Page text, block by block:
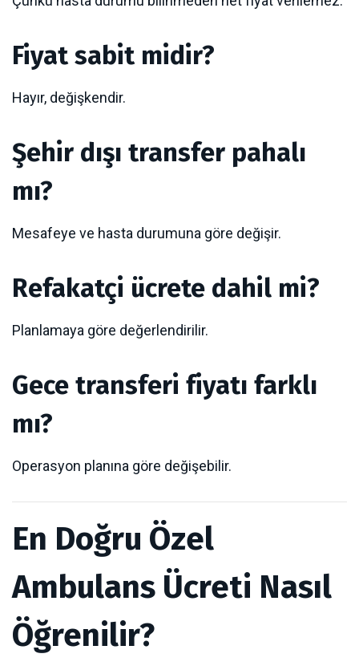
Fiyat sabit midir?
Hayır, değişkendir.
Şehir dışı transfer pahalı
mı?
Mesafeye ve hasta durumuna göre değişir.
Refakatçi ücrete dahil mi?
Planlamaya göre değerlendirilir.
Gece transferi fiyatı farklı
mı?
Operasyon planına göre değişebilir.
En Doğru Özel
Ambulans Ücreti Nasıl
Öğrenilir?